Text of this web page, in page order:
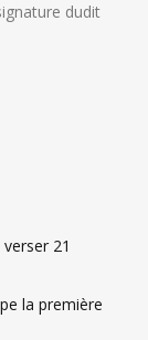
dudit
21
la première